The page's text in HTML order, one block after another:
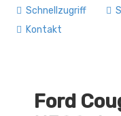
Schnellzugriff
Kontakt
Ford